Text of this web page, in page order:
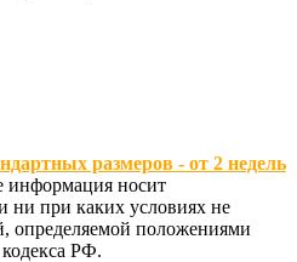
размеров - от 2 недель
информация носит
ни при каких условиях не
определяемой положениями
РФ.